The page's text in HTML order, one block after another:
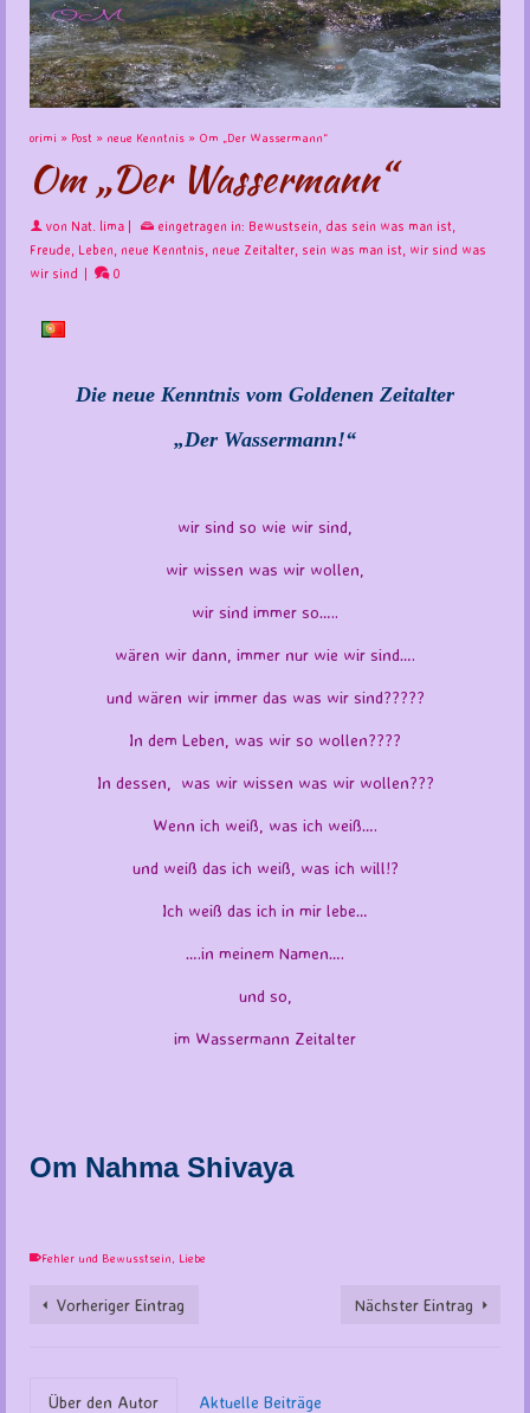
orimi » Post » neue Kenntnis » Om „Der Wassermann“
Om „Der Wassermann“
von Nat. lima | eingetragen in: Bewustsein, das sein was man ist,
Freude, Leben, neue Kenntnis, neue Zeitalter, sein was man ist, wir sind was
wir sind | 0
Die neue Kenntnis vom Goldenen Zeitalter
„Der Wassermann!“
wir sind so wie wir sind,
wir wissen was wir wollen,
wir sind immer so…..
wären wir dann, immer nur wie wir sind….
und wären wir immer das was wir sind?????
In dem Leben, was wir so wollen????
In dessen, was wir wissen was wir wollen???
Wenn ich weiß, was ich weiß….
und weiß das ich weiß, was ich will!?
Ich weiß das ich in mir lebe…
….in meinem Namen….
und so,
im Wassermann Zeitalter
Om Nahma Shivaya
Fehler und Bewusstsein Liebe
Vorheriger Eintrag Nächster Eintrag
Über den Autor Aktuelle Beiträge